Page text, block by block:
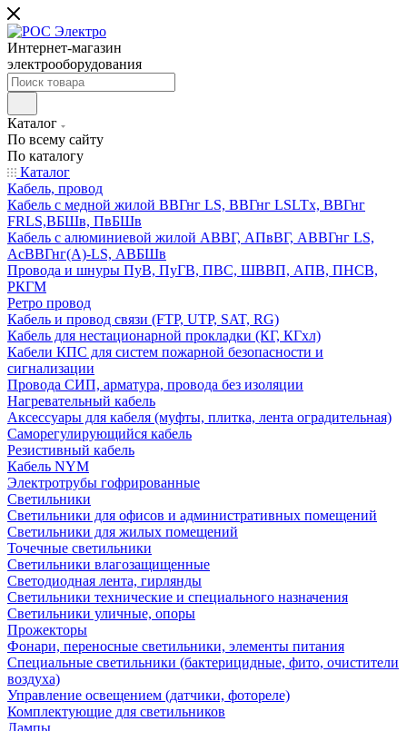
Интернет-магазин
электрооборудования
Каталог
По всему сайту
По каталогу
Каталог
Кабель, провод
Кабель с медной жилой ВВГнг LS, ВВГнг LSLTx, ВВГнг
FRLS,ВБШв, ПвБШв
Кабель с алюминиевой жилой АВВГ, АПвВГ, АВВГнг LS,
АсВВГнг(А)-LS, АВБШв
Провода и шнуры ПуВ, ПуГВ, ПВС, ШВВП, АПВ, ПНСВ,
РКГМ
Ретро провод
Кабель и провод связи (FTP, UTP, SAT, RG)
Кабель для нестационарной прокладки (КГ, КГхл)
Кабели КПС для систем пожарной безопасности и
сигнализации
Провода СИП, арматура, провода без изоляции
Нагревательный кабель
Аксессуары для кабеля (муфты, плитка, лента оградительная)
Саморегулирующийся кабель
Резистивный кабель
Кабель NYM
Электротрубы гофрированные
Светильники
Светильники для офисов и административных помещений
Светильники для жилых помещений
Точечные светильники
Светильники влагозащищенные
Светодиодная лента, гирлянды
Светильники технические и специального назначения
Светильники уличные, опоры
Прожекторы
Фонари, переносные светильники, элементы питания
Специальные светильники (бактерицидные, фито, очистители
воздуха)
Управление освещением (датчики, фотореле)
Комплектующие для светильников
Лампы